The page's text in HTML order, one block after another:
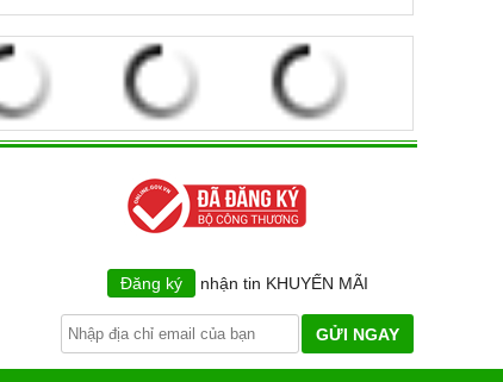
Đăng ký nhận tin KHUYẾN MÃI
GỬI NGAY